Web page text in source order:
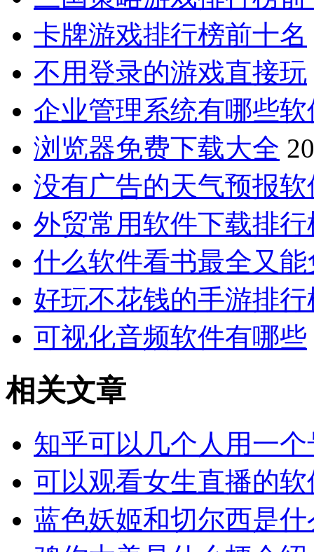
卡牌游戏排行榜前十名
不用登录的游戏直接玩
企业管理系统有哪些软
浏览器免费下载大全
没有广告的天气预报软
外贸常用软件下载排行
什么软件看书最全又
好玩不花钱的手游排行
可视化音频软件有哪些
相关文章
知乎可以几个人用一个
可以观看女生直播的
蓝色妖姬和切尔西是